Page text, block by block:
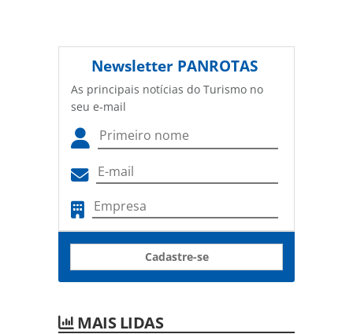
Newsletter PANROTAS
As principais notícias do Turismo no
seu e-mail
Cadastre-se
MAIS LIDAS